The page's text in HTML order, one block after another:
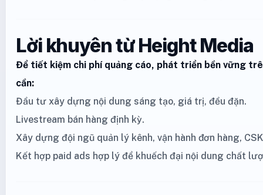
Lời khuyên từ Height Media
Để tiết kiệm chi phí quảng cáo, phát triển bền vững
cần:
Đầu tư xây dựng nội dung sáng tạo, giá trị, đều đặn.
Livestream bán hàng định kỳ.
Xây dựng đội ngũ quản lý kênh, vận hành đơn hàng,
Kết hợp paid ads hợp lý để khuếch đại nội dung chất